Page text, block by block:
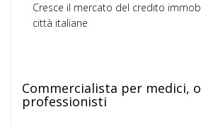
Cresce il mercato del credito
città italiane
Commercialista per medici,
professionisti